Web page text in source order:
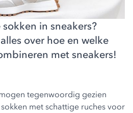
in sneakers?
over hoe en welke
met sneakers!
tegenwoordig gezien
met schattige ruches voor